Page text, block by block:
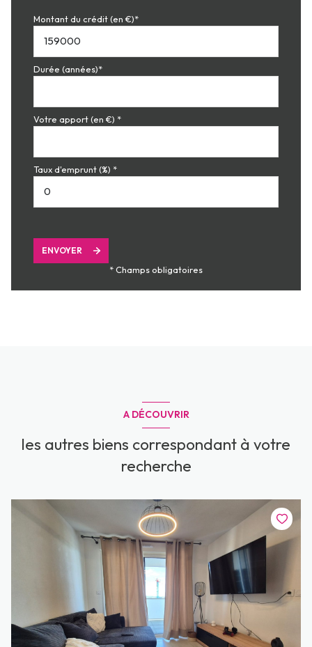
Montant du crédit (en €)*
Durée (années)*
Votre apport (en €) *
Taux d'emprunt (%) *
ENVOYER
* Champs obligatoires
A DÉCOUVRIR
les autres biens correspondant à votre
recherche